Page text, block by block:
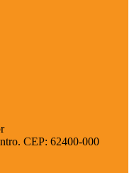
CEP: 62400-000